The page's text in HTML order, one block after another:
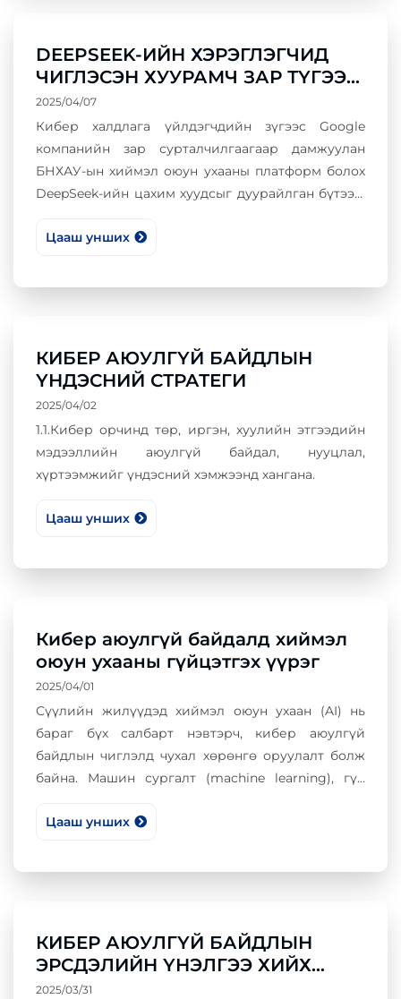
DEEPSEEK-ИЙН ХЭРЭГЛЭГЧИД
ЧИГЛЭСЭН ХУУРАМЧ ЗАР ТҮГЭЭХ
ҮЙЛДЭЛ ГАРАХ БОЛСОН БАЙНА
2025/04/07
Кибер халдлага үйлдэгчдийн зүгээс Google
компанийн зар сурталчилгаагаар дамжуулан
БНХАУ-ын хиймэл оюун ухааны платформ болох
DeepSeek-ийн цахим хуудсыг дуурайлган бүтээж
хортой программ суулгах үйл ажиллагааг
Цааш унших
КИБЕР АЮУЛГҮЙ БАЙДЛЫН
ҮНДЭСНИЙ СТРАТЕГИ
2025/04/02
1.1.Кибер орчинд төр, иргэн, хуулийн этгээдийн
мэдээллийн аюулгүй байдал, нууцлал,
хүртээмжийг үндэсний хэмжээнд хангана.
Цааш унших
Кибер аюулгүй байдалд хиймэл
оюун ухааны гүйцэтгэх үүрэг
2025/04/01
Сүүлийн жилүүдэд хиймэл оюун ухаан (AI) нь
бараг бүх салбарт нэвтэрч, кибер аюулгүй
байдлын чиглэлд чухал хөрөнгө оруулалт болж
байна. Машин сургалт (machine learning), гүн
(intelligent agents) зэрэг технологиудыг
Цааш унших
КИБЕР АЮУЛГҮЙ БАЙДЛЫН
ЭРСДЭЛИЙН ҮНЭЛГЭЭ ХИЙХ
ЖУРАМ, АРГАЧЛАЛ
2025/03/31